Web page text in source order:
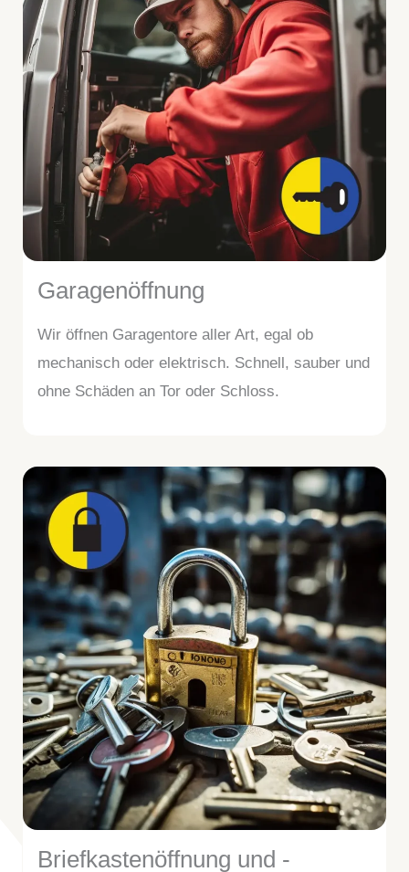
Garagenöffnung
Wir öffnen Garagentore aller Art, egal ob
mechanisch oder elektrisch. Schnell, sauber und
ohne Schäden an Tor oder Schloss.
Briefkastenöffnung und -